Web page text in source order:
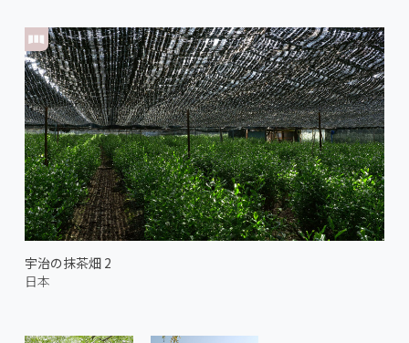
宇治の抹茶畑 2
日本